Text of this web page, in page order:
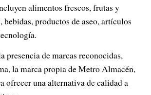
alimentos frescos, frutas y
bebidas, productos de aseo, artículos
presencia de marcas reconocidas,
la marca propia de Metro Almacén,
ofrecer una alternativa de calidad a